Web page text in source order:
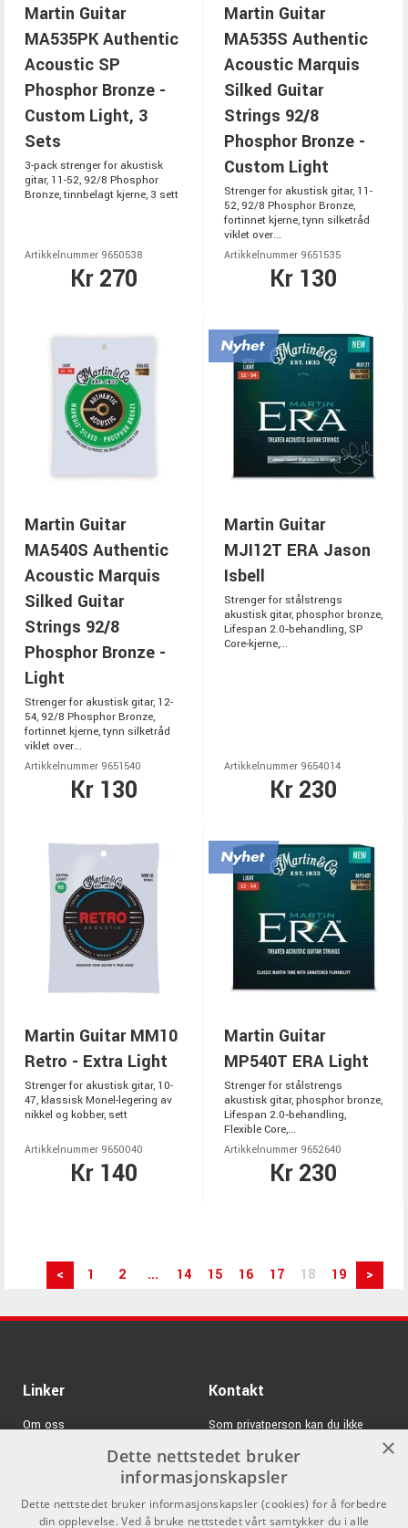
Martin Guitar
MA535PK Authentic
Acoustic SP
Phosphor Bronze -
Custom Light, 3
Sets
3-pack strenger for akustisk
gitar, 11-52, 92/8 Phosphor
Bronze, tinnbelagt kjerne, 3 sett
Artikkelnummer 9650538
Kr 270
Martin Guitar
MA535S Authentic
Acoustic Marquis
Silked Guitar
Strings 92/8
Phosphor Bronze -
Custom Light
Strenger for akustisk gitar, 11-
52, 92/8 Phosphor Bronze,
fortinnet kjerne, tynn silketråd
viklet over...
Artikkelnummer 9651535
Kr 130
Martin Guitar
MA540S Authentic
Acoustic Marquis
Silked Guitar
Strings 92/8
Phosphor Bronze -
Light
Strenger for akustisk gitar, 12-
54, 92/8 Phosphor Bronze,
fortinnet kjerne, tynn silketråd
viklet over...
Artikkelnummer 9651540
Kr 130
Martin Guitar
MJI12T ERA Jason
Isbell
Strenger for stålstrengs
akustisk gitar, phosphor bronze,
Lifespan 2.0‑behandling, SP
Core-kjerne,...
Artikkelnummer 9654014
Kr 230
Martin Guitar MM10
Retro - Extra Light
Strenger for akustisk gitar, 10-
47, klassisk Monel-legering av
nikkel og kobber, sett
Artikkelnummer 9650040
Kr 140
Martin Guitar
MP540T ERA Light
Strenger for stålstrengs
akustisk gitar, phosphor bronze,
Lifespan 2.0‑behandling,
Flexible Core,...
Artikkelnummer 9652640
Kr 230
< 1 2 ... 14 15 16 17 18 19 >
Linker
Om oss
GDPR & Cookies
Kontakt
Som privatperson kan du ikke
kjøpe på denne nettsiden, alt salg
skjer gjennom våre forhandlere.
info@emnordic.no
×
Dette nettstedet bruker
informasjonskapsler
Dette nettstedet bruker informasjonskapsler (cookies) for å forbedre
din opplevelse. Ved å bruke nettstedet vårt samtykker du i alle